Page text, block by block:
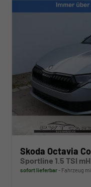
Skoda Octavia
sofort lieferbar Fahrzeug